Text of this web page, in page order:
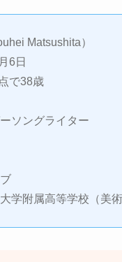
Matsushita）
6日
で38歳
ソングライター
学附属高等学校（美